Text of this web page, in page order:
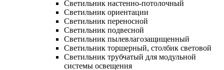
Светильник настенно-потолочный
Светильник ориентации
Светильник переносной
Светильник подвесной
Светильник пылевлагозащищенный
Светильник торшерный, столбик световой
Светильник трубчатый для модульной
системы освещения